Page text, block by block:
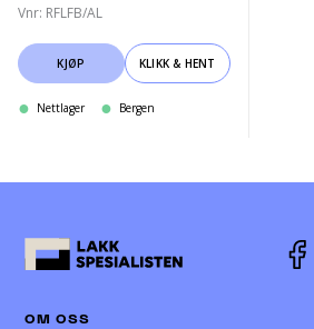
Vnr: RFLFB/AL
KJØP KLIKK & HENT
Nettlager Bergen
OM OSS